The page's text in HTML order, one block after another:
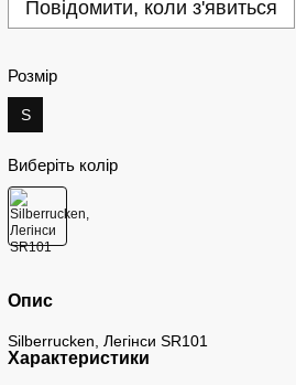
Повідомити, коли з'явиться
Розмір
S
Виберіть колір
Опис
Silberrucken, Легінси SR101
Характеристики